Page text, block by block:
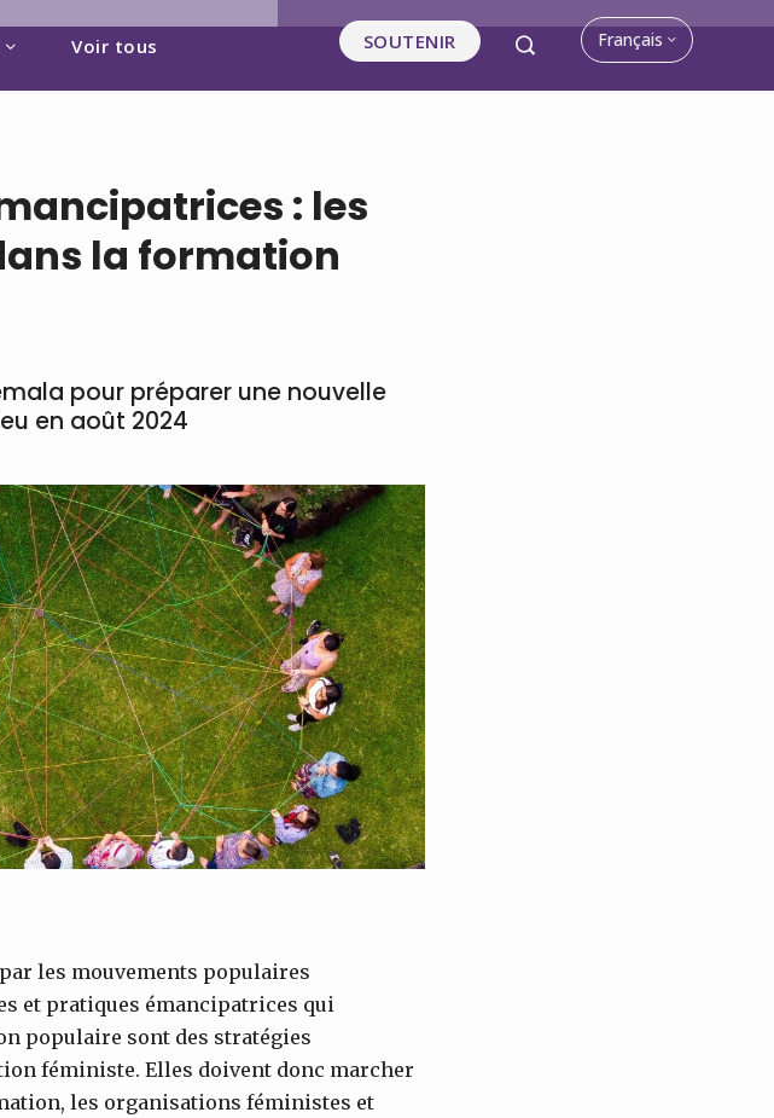
Voir tous SOUTENIR Français
: les
la formation
pour préparer une nouvelle
en août 2024
les mouvements populaires
et pratiques émancipatrices qui
populaire sont des stratégies
féministe. Elles doivent donc marcher
les organisations féministes et